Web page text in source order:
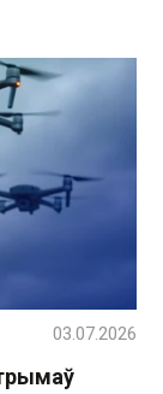
03.07.2026